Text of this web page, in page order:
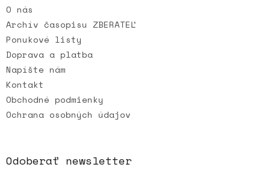
i
e
O nás
Archív časopisu ZBERATEĽ
Ponukové listy
Doprava a platba
Napíšte nám
Kontakt
Obchodné podmienky
Ochrana osobných údajov
Odoberať newsletter